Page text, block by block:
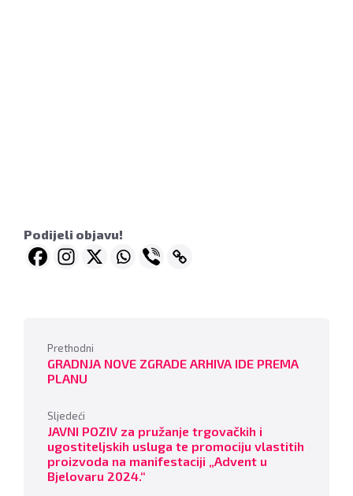
Podijeli objavu!
Prethodni
GRADNJA NOVE ZGRADE ARHIVA IDE PREMA
PLANU
Sljedeći
JAVNI POZIV za pružanje trgovačkih i
ugostiteljskih usluga te promociju vlastitih
proizvoda na manifestaciji „Advent u
Bjelovaru 2024.“